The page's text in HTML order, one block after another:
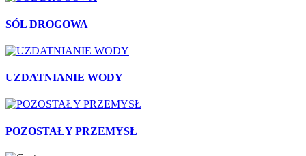
SÓL DROGOWA
UZDATNIANIE WODY
POZOSTAŁY PRZEMYSŁ